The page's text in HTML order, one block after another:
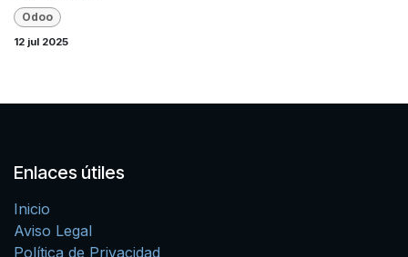
Odoo
12 jul 2025
Enlaces útiles
Inicio
Aviso Legal
Política de Privacidad